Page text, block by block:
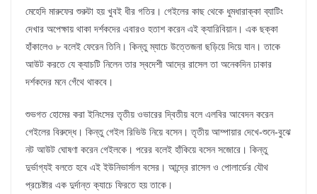
মেহেদি মারুফের শুরুটা হয় খুবই ধীর গতির। গেইলের কাছ থেকে ধুমধারাক্কা ব্যাটিং
দেখার অপেক্ষায় থাকা দর্শকদের এবারও হতাশ করেন এই ক্যারিবিয়ান। এক ছক্কা
হাঁকালেও ৮ বলেই ফেরেন তিনি। কিন্তু ম্যাচে উত্তেজনা ছড়িয়ে দিয়ে যান। তাকে
আউট করতে যে ক্যাচটি নিলেন তার স্বদেশী আদ্রে রাসেল তা অনেকদিন ঢাকার
দর্শকদের মনে গেঁথে থাকবে।
শুভগত হোমের করা ইনিংসের তৃতীয় ওভারের দ্বিতীয় বলে এলবির আবেদন করেন
গেইলের বিরুদ্ধে। কিন্তু গেইল রিভিউ নিয়ে বসেন। তৃতীয় আম্পায়ার দেখে-শুনে-বুঝে
নট আউট ঘোষণা করেন গেইলকে। পরের বলেই হাঁকিয়ে বসেন সজোরে। কিন্তু
দুর্ভাগ্যই বলতে হবে এই ইউনিভার্সাল বসের। আন্দ্রে রাসেল ও পোলার্ডের যৌথ
প্রচেষ্টার এক দুর্দান্ত ক্যাচে ফিরতে হয় তাকে।